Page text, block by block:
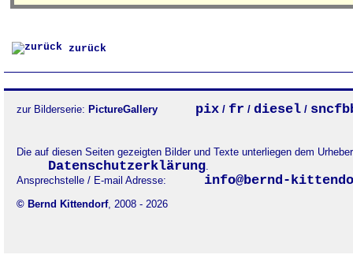
zurück
zur Bilderserie: PictureGallery pix / fr / diesel /
Die auf diesen Seiten gezeigten Bilder und Texte unterliegen dem
Datenschutzerklärung.
Ansprechstelle / E-mail Adresse:
info@bernd-
© Bernd Kittendorf, 2008 - 2026